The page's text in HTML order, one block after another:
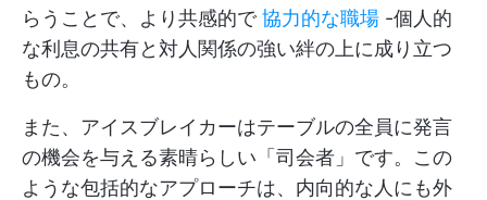
らうことで、より共感的で協力的な職場 -個人的
な利息の共有と対人関係の強い絆の上に成り立つ
もの。
また、アイスブレイカーはテーブルの全員に発言
の機会を与える素晴らしい「司会者」です。この
ような包括的なアプローチは、内向的な人にも外